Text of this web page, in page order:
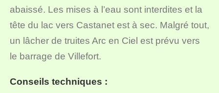
abaissé. Les mises à l’eau sont interdites et la
tête du lac vers Castanet est à sec. Malgré tout,
un lâcher de truites Arc en Ciel est prévu vers
le barrage de Villefort.
Conseils techniques :